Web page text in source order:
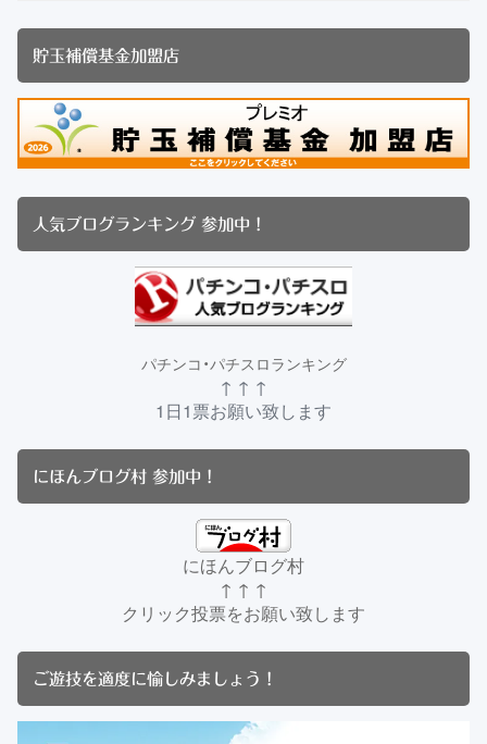
貯玉補償基金加盟店
人気ブログランキング 参加中！
パチンコ・パチスロランキング
↑ ↑ ↑
1日1票お願い致します
にほんブログ村 参加中！
にほんブログ村
↑ ↑ ↑
クリック投票をお願い致します
ご遊技を適度に愉しみましょう！